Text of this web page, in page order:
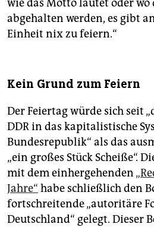
wie das Motto lautet oder wo
abgehalten werden, es gibt
Einheit nix zu feiern.“
Kein Grund zum Feiern
Der Feiertag würde sich seit
DDR in das kapitalistische
Bundesrepublik“ als das
„ein großes Stück Scheiße“.
mit dem einhergehenden
Jahre“ habe schließlich den
fortschreitende „autoritäre
Deutschland“ gelegt. Dieser